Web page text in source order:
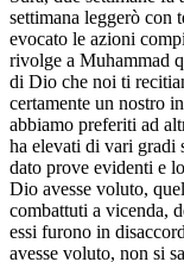
settimana leggerò con
evocato le azioni
rivolge a Muhammad
di Dio che noi ti
certamente un nostro
abbiamo preferiti ad
ha elevati di vari
dato prove evidenti e
Dio avesse voluto,
combattuti a vicenda,
essi furono in
avesse voluto, non si